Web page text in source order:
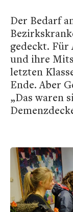
Der Bedarf
gedeckt. Für
und ihre
letzten
Ende. Aber
„Das waren